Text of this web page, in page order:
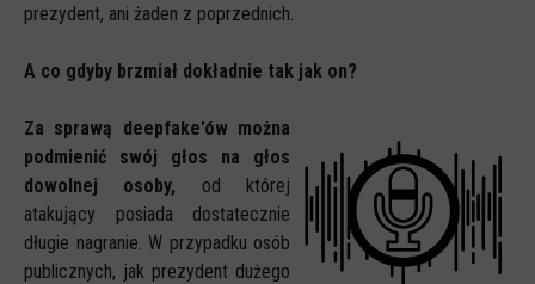
prezydent, ani żaden z poprzednich.
A co gdyby brzmiał dokładnie tak jak on?
Za sprawą deepfake'ów można
podmienić swój głos na głos
dowolnej osoby, od której
atakujący posiada dostatecznie
długie nagranie. W przypadku osób
publicznych, jak prezydent dużego